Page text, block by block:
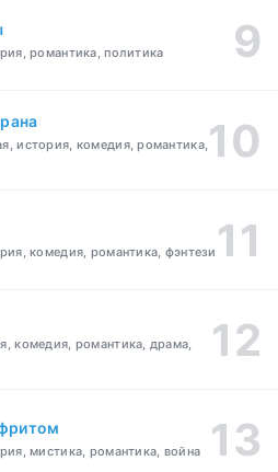
романтика, политика
история, комедия, романтика,
комедия, романтика, фэнтези
комедия, романтика, драма,
мистика, романтика, война